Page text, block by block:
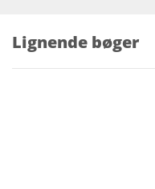
Lignende bøger